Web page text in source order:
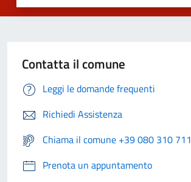
Contatta il comune
Leggi le domande frequenti
Richiedi Assistenza
Chiama il comune +39 080 310
Prenota un appuntamento